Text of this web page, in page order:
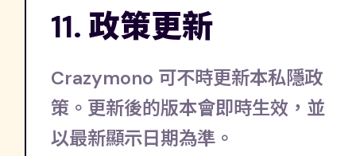
11. 政策更新
Crazymono 可不時更新本私隱政
策。更新後的版本會即時生效，並
以最新顯示日期為準。